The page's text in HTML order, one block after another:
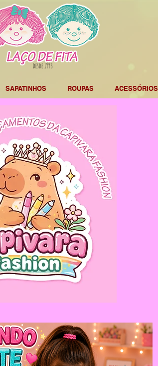
SAPATINHOS ROUPAS ACESSÓRIOS